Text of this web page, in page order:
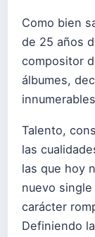
Como bien
de 25 años
compositor
álbumes,
Talento,
las
las que hoy
nuevo
carácter
Definiendo